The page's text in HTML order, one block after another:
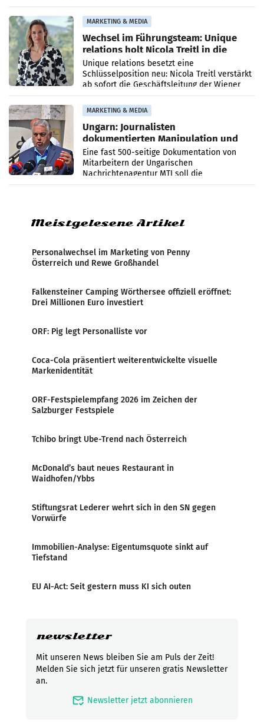
MARKETING & MEDIA
Wechsel im Führungsteam: Unique
relations holt Nicola Treitl in die
Geschäftsleitung
Unique relations besetzt eine
Schlüsselposition neu: Nicola Treitl verstärkt
ab sofort die Geschäftsleitung der Wiener
PR-Agentur an der Seite von Josef Kalina und
Anna Kalina-Mahr.
MARKETING & MEDIA
Ungarn: Journalisten
dokumentierten Manipulation und
Zensur
Eine fast 500-seitige Dokumentation von
Mitarbeitern der Ungarischen
Nachrichtenagentur MTI soll die
systematische Nachrichten-Manipulation und
Meistgelesene Artikel
Personalwechsel im Marketing von Penny
Österreich und Rewe Großhandel
Falkensteiner Camping Wörthersee offiziell eröffnet:
Drei Millionen Euro investiert
ORF: Pig legt Personalliste vor
Coca-Cola präsentiert weiterentwickelte visuelle
Markenidentität
ORF-Festspielempfang 2026 im Zeichen der
Salzburger Festspiele
Tchibo bringt Ube-Trend nach Österreich
McDonald’s baut neues Restaurant in
Waidhofen/Ybbs
Stiftungsrat Lederer wehrt sich in den SN gegen
Vorwürfe
Immobilien-Analyse: Eigentumsquote sinkt auf
Tiefstand
EU AI-Act: Seit gestern muss KI sich outen
newsletter
Mit unseren News bleiben Sie am Puls der Zeit!
Melden Sie sich jetzt für unseren gratis Newsletter
an.
mark_email_read Newsletter jetzt abonnieren